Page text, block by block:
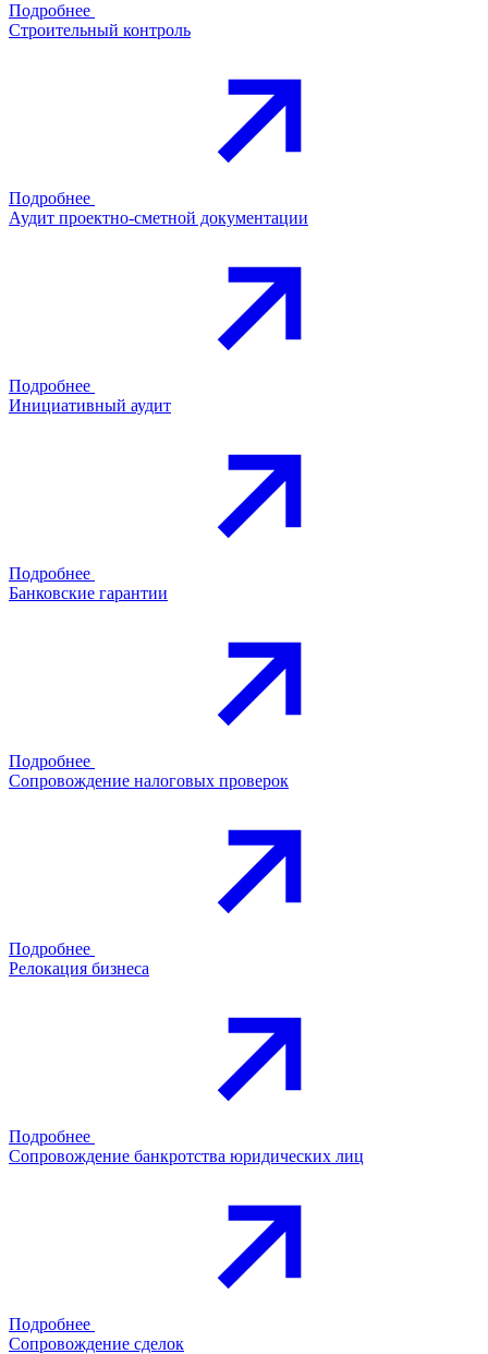
Подробнее
Строительный контроль
Подробнее
Аудит проектно-сметной документации
Подробнее
Инициативный аудит
Подробнее
Банковские гарантии
Подробнее
Сопровождение налоговых проверок
Подробнее
Релокация бизнеса
Подробнее
Сопровождение банкротства юридических лиц
Подробнее
Сопровождение сделок